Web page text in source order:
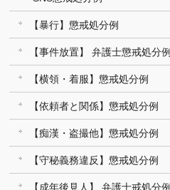
【暴行】懲戒処分例
【事件放置】 弁護士懲戒処分例
【横領・着服】懲戒処分例
【依頼者と関係】懲戒処分例
【痴漢・盗撮他】懲戒処分例
【守秘義務違反】懲戒処分例
【成年後見人】 弁護士戒処分例